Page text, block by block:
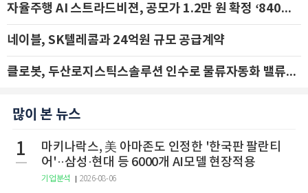
자율주행 AI 스트라드비젼, 공모가 1.2만 원 확정 ‘840억 수혈’
네이블, SK텔레콤과 24억원 규모 공급계약
클로봇, 두산로지스틱스솔루션 인수로 물류자동화 밸류체인 확장 추진 - IBK투자증권
많이 본 뉴스
1
마키나락스, 美 아마존도 인정한 '한국판 팔란티
어'··삼성·현대 등 6000개 AI모델 현장적용
기업분석 2026-08-06